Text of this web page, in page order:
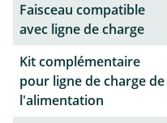
Faisceau compatible
avec ligne de charge
Kit complémentaire
pour ligne de charge de
l'alimentation